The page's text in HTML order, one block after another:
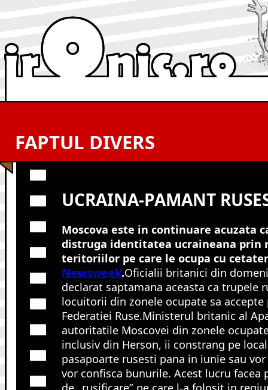
FAPTUL DIVERS
UCRAINA-PAMANT
Moscova este in continuare acuzata
distruga identitatea ucraineana prin
teritoriilor pe care le ocupa cu
Newsweek.Oficialii britanici din
declarat saptamana aceasta ca trupele
locuitorii din zonele ocupate sa accepte
Federatiei Ruse.Ministerul britanic al
autoritatile Moscovei din zonele
inclusiv din Herson, ii constrang pe
pasapoarte rusesti pana in iunie sau
vor confisca bunurile. Acest lucru facea